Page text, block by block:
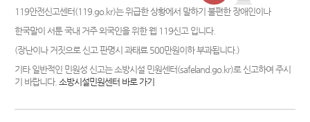
119안전신고센터(119.go.kr)는 위급한 상황에서 말하기 불편한 장애인이나
한국말이 서툰 국내 거주 외국인을 위한 웹 119신고 입니다.
(장난이나 거짓으로 신고 판명시 과태료 500만원이하 부과됩니다.)
기타 일반적인 민원성 신고는 소방시설 민원센터(safeland.go.kr)로 신고하여 주시
기 바랍니다. 소방시설민원센터 바로 가기